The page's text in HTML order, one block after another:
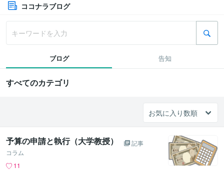
ココナラブログ
ブログ 告知
すべてのカテゴリ
予算の申請と執行（大学教授）
記事
コラム
11